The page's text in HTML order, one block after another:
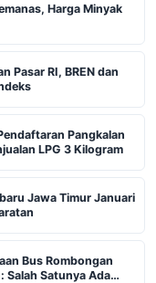
Harga Minyak
Pasar RI, BREN dan
Pangkalan
LPG 3 Kilogram
Jawa Timur Januari
Bus Rombongan
Salah Satunya Ada